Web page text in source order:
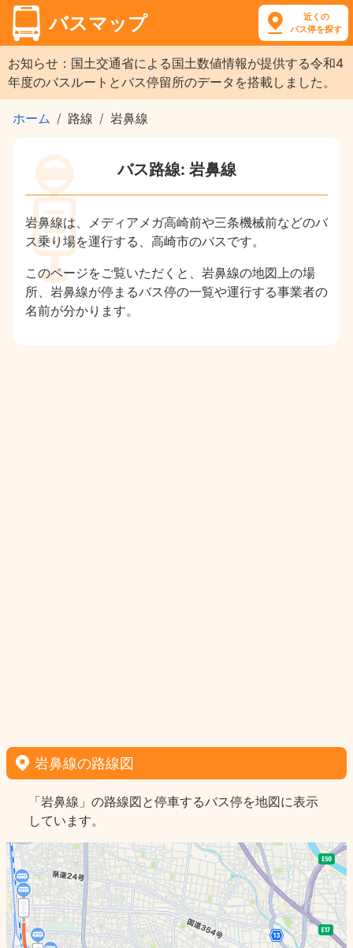
バスマップ
近くの
バス停を探す
お知らせ：国土交通省による国土数値情報が提供する令和4
年度のバスルートとバス停留所のデータを搭載しました。
ホーム 路線 岩鼻線
バス路線: 岩鼻線
岩鼻線は、メディアメガ高崎前や三条機械前などのバ
ス乗り場を運行する、高崎市のバスです。
このページをご覧いただくと、岩鼻線の地図上の場
所、岩鼻線が停まるバス停の一覧や運行する事業者の
名前が分かります。
岩鼻線の路線図
「岩鼻線」の路線図と停車するバス停を地図に表示
しています。